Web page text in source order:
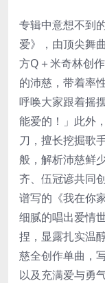
专辑中意想不到
爱》，由顶尖舞
方Q＋米奇林创
的沛慈，带着率
呼唤大家跟着摇
能爱的！」此外
刀，擅长挖掘歌
般，解析沛慈鲜
齐、伍冠谚共同
谱写的《我在你
细腻的唱出爱情
捏，显露扎实温
慈全创作单曲，
以及充满爱与勇